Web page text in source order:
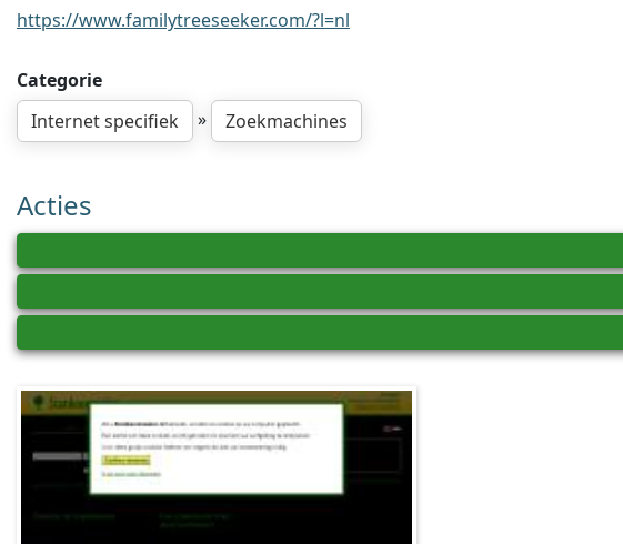
https://www.familytreeseeker.com/?l=nl
Categorie
Internet specifiek
» Zoekmachines
Acties